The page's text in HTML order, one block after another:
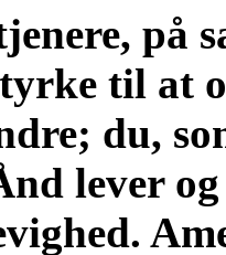
på
til at
du,
lever